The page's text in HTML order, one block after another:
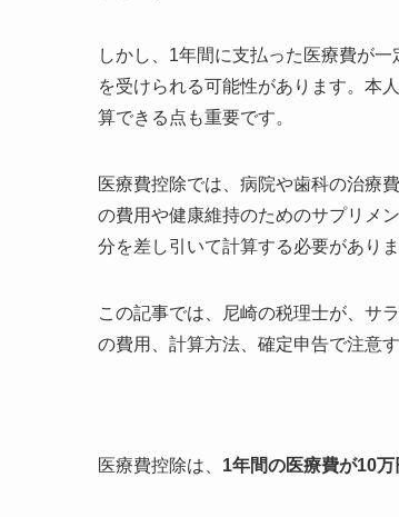
しかし、1年間に支払った医療費が
を受けられる可能性があります。本
算できる点も重要です。
医療費控除では、病院や歯科の治療
の費用や健康維持のためのサプリメ
分を差し引いて計算する必要がありま
この記事では、尼崎の税理士が、サ
の費用、計算方法、確定申告で注意
医療費控除は、 1年間の医療費が10